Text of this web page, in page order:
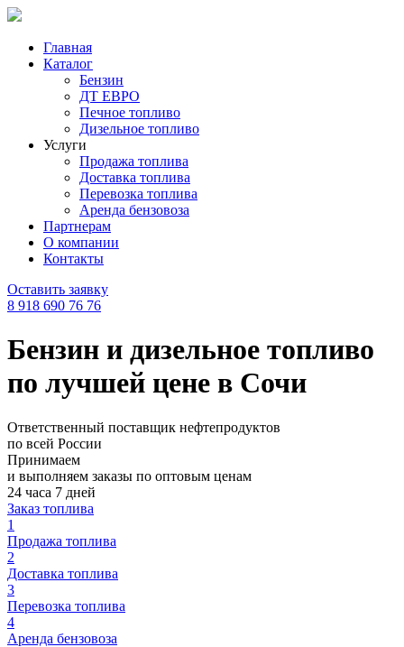
Главная
Каталог
Бензин
ДТ ЕВРО
Печное топливо
Дизельное топливо
Услуги
Продажа топлива
Доставка топлива
Перевозка топлива
Аренда бензовоза
Партнерам
О компании
Контакты
Оставить заявку
8 918 690 76 76
Бензин и дизельное топливо
по лучшей цене в Сочи
Ответственный поставщик нефтепродуктов
по всей России
Принимаем
и выполняем заказы по оптовым ценам
24 часа 7 дней
Заказ топлива
1
Продажа топлива
2
Доставка топлива
3
Перевозка топлива
4
Аренда бензовоза